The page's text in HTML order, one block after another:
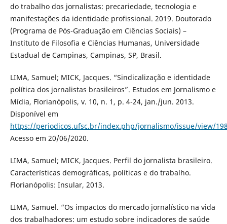
do trabalho dos jornalistas: precariedade, tecnologia e
manifestações da identidade profissional. 2019. Doutorado
(Programa de Pós-Graduação em Ciências Sociais) –
Instituto de Filosofia e Ciências Humanas, Universidade
Estadual de Campinas, Campinas, SP, Brasil.
LIMA, Samuel; MICK, Jacques. “Sindicalização e identidade
política dos jornalistas brasileiros”. Estudos em Jornalismo e
Mídia, Florianópolis, v. 10, n. 1, p. 4-24, jan./jun. 2013.
Disponível em
https://periodicos.ufsc.br/index.php/jornalismo/issue/view/
Acesso em 20/06/2020.
LIMA, Samuel; MICK, Jacques. Perfil do jornalista brasileiro.
Características demográficas, políticas e do trabalho.
Florianópolis: Insular, 2013.
LIMA, Samuel. “Os impactos do mercado jornalístico na vida
dos trabalhadores: um estudo sobre indicadores de saúde